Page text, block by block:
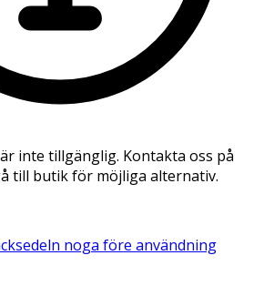
inte tillgänglig. Kontakta oss på
till butik för möjliga alternativ.
noga före användning